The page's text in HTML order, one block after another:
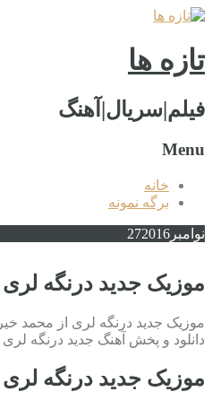
تازه ها
فیلم|سریال|آهنگ
Menu
خانه
برگه نمونه
نوامبر 272016
موزیک جدید درنگه
موزیک جدید درنگه لری از محمد
دانلود و پخش آهنگ جدید درنگه
موزیک جدید درنگه